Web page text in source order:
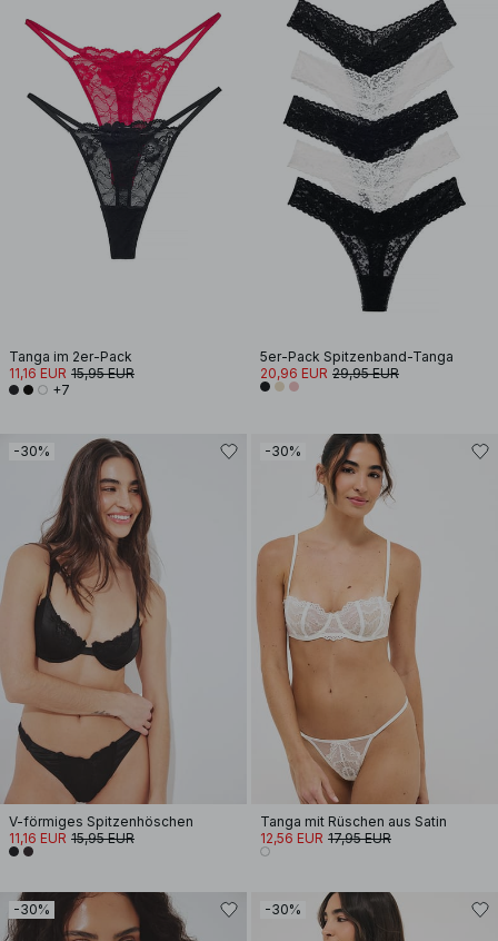
Tanga im 2er-Pack
11,16 EUR 15,95 EUR
+7
5er-Pack Spitzenband-Tanga
20,96 EUR 29,95 EUR
-30%
V-förmiges Spitzenhöschen
11,16 EUR 15,95 EUR
-30%
Tanga mit Rüschen aus Satin
12,56 EUR 17,95 EUR
-30% -30%